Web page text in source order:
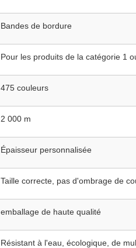
Bandes de bordure
Pour les produits de la catégorie 1
475 couleurs
2 000 m
Épaisseur personnalisée
Taille correcte, pas d'ombrage de
emballage de haute qualité
Résistant à l'eau, écologique, de